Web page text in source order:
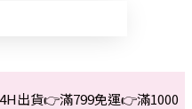
出貨👉滿799免運👉滿1000